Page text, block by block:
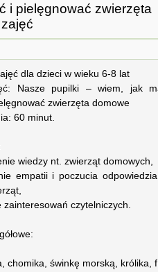
i pielęgnować zwierzęta
dla dzieci w wieku 6-8 lat
Nasze pupilki – wiem, jak
zwierzęta domowe
60 minut.
wiedzy nt. zwierząt domowych,
empatii i poczucia
zainteresowań czytelniczych.
chomika, świnkę morską, królika,